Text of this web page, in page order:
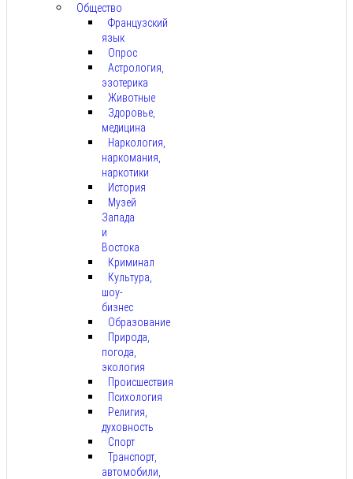
Общество
Французский
язык
Опрос
Астрология,
эзотерика
Животные
Здоровье,
медицина
Наркология,
наркомания,
наркотики
История
Музей
Запада
и
Востока
Криминал
Культура,
шоу-
бизнес
Образование
Природа,
погода,
экология
Происшествия
Психология
Религия,
духовность
Спорт
Транспорт,
автомобили,